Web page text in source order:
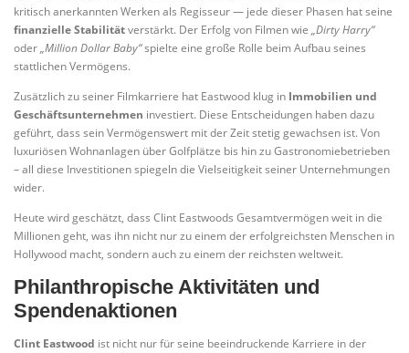
kritisch anerkannten Werken als Regisseur — jede dieser Phasen hat seine
finanzielle Stabilitätverstärkt. Der Erfolg von Filmen wie „Dirty Harry“
oder„Million Dollar Baby“spielte eine große Rolle beim Aufbau seines
stattlichen Vermögens.
Zusätzlich zu seiner Filmkarriere hat Eastwood klug in Immobilien und
Geschäftsunternehmen investiert. Diese Entscheidungen haben dazu
geführt, dass sein Vermögenswert mit der Zeit stetig gewachsen ist. Von
luxuriösen Wohnanlagen über Golfplätze bis hin zu Gastronomiebetrieben
– all diese Investitionen spiegeln die Vielseitigkeit seiner Unternehmungen
wider.
Heute wird geschätzt, dass Clint Eastwoods Gesamtvermögen weit in die
Millionen geht, was ihn nicht nur zu einem der erfolgreichsten Menschen in
Hollywood macht, sondern auch zu einem der reichsten weltweit.
Philanthropische Aktivitäten und
Spendenaktionen
Clint Eastwood ist nicht nur für seine beeindruckende Karriere in der